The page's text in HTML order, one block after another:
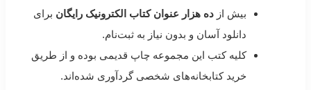
بیش از ده هزار عنوان کتاب الکترونیک رایگان برای
دانلود آسان و بدون نیاز به ثبت‌نام.
کلیه کتب این مجموعه چاپ قدیمی بوده و از طریق
خرید کتابخانه‌های شخصی گردآوری شده‌اند.